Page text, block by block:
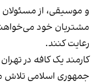
و موسیقی، از مسئولان
مشتریان خود
رعایت کنند.
کارمند یک کافه در
جمهوری اسلامی تلاش